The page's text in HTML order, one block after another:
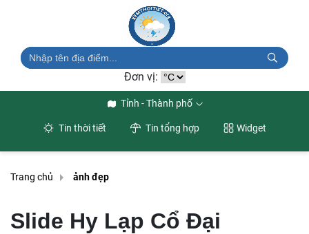
Đơn vị:
Tỉnh - Thành phố
Tin thời tiết Tin tổng hợp Widget
Trang chủ ảnh đẹp
Slide Hy Lạp Cổ Đại